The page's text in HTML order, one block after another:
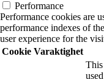
Performance
Performance cookies are
performance indexes of
user experience for the
Cookie Varaktighet